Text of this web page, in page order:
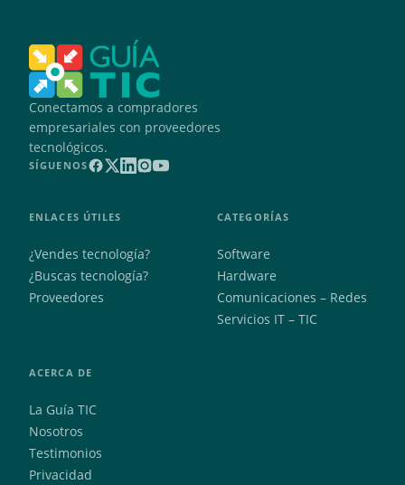
Conectamos a compradores
empresariales con proveedores
tecnológicos.
SÍGUENOS
ENLACES ÚTILES
¿Vendes tecnología?
¿Buscas tecnología?
Proveedores
CATEGORÍAS
Software
Hardware
Comunicaciones – Redes
Servicios IT – TIC
ACERCA DE
La Guía TIC
Nosotros
Testimonios
Privacidad